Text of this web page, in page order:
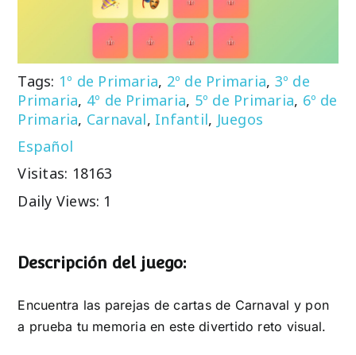
Tags: 1º de Primaria, 2º de Primaria, 3º de
Primaria, 4º de Primaria, 5º de Primaria, 6º de
Primaria, Carnaval, Infantil, Juegos
Español
Visitas: 18163
Daily Views: 1
Descripción del juego:
Encuentra las parejas de cartas de Carnaval y pon
a prueba tu memoria en este divertido reto visual.